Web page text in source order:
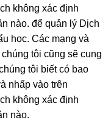
không xác định
nào. để quản lý Dịch
học. Các mạng và
tôi cũng sẽ cung
tôi biết có bao
nhấp vào trên
không xác định
nào.